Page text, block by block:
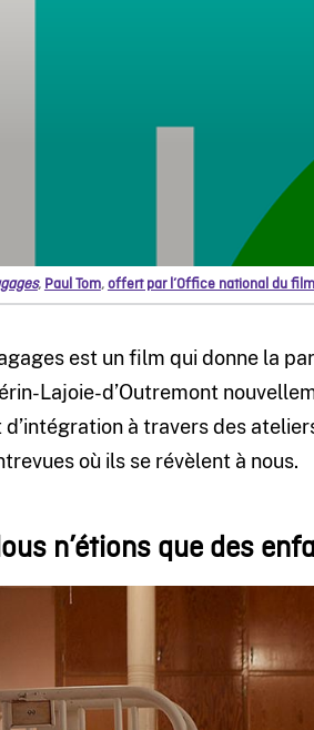
, Paul Tom,offert par l’Office national du
est un film qui donne la
Lajoie-d’Outremont
d’intégration à travers des
où ils se révèlent à nous.
n’étions que des